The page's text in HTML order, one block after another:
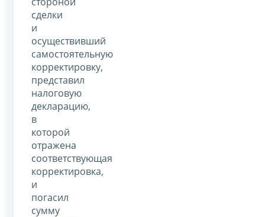
сделки
и
осуществивший
самостоятельную
корректировку,
представил
налоговую
декларацию,
в
которой
отражена
соответствующая
корректировка,
и
погасил
сумму